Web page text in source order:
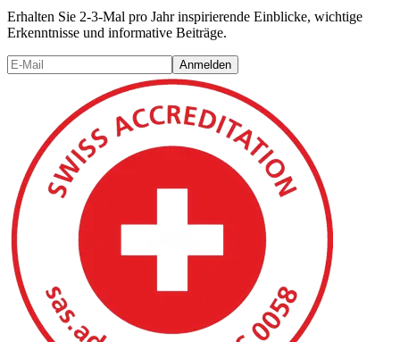
Erhalten Sie 2-3-Mal pro Jahr inspirierende Einblicke, wichtige
Erkenntnisse und informative Beiträge.
Anmelden